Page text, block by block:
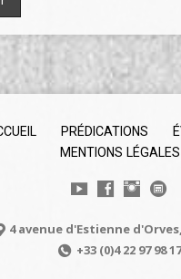
PRÉDICATIONS
MENTIONS LÉGALES
4 avenue d'Estienne
+33 (0)4 22 97 98 17